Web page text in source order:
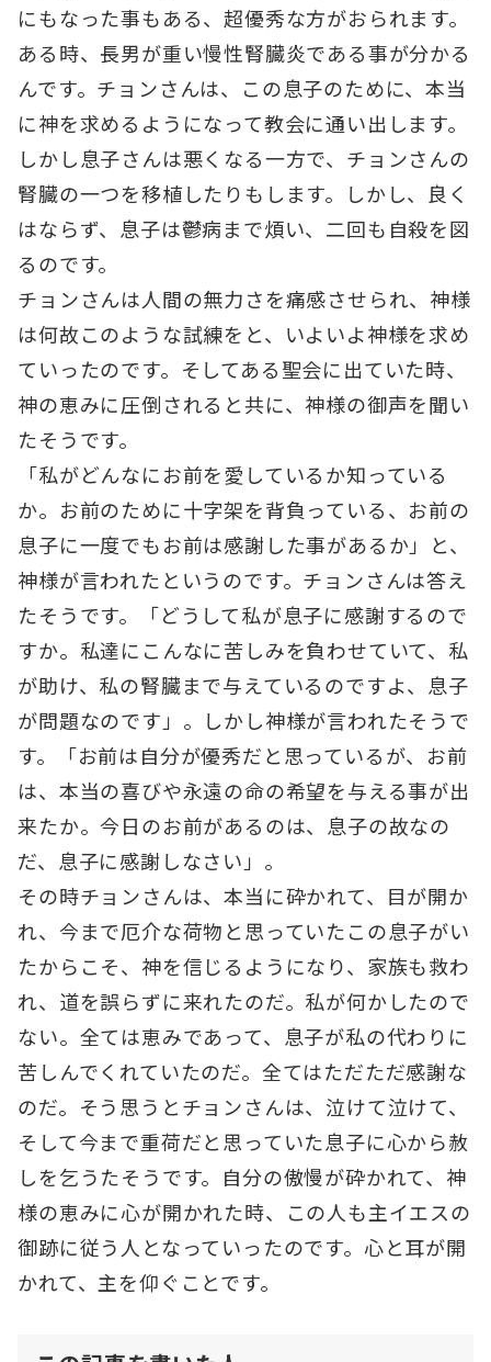
にもなった事もある、超優秀な方がおられます。
ある時、長男が重い慢性腎臓炎である事が分かる
んです。チョンさんは、この息子のために、本当
に神を求めるようになって教会に通い出します。
しかし息子さんは悪くなる一方で、チョンさんの
腎臓の一つを移植したりもします。しかし、良く
はならず、息子は鬱病まで煩い、二回も自殺を図
るのです。
チョンさんは人間の無力さを痛感させられ、神様
は何故このような試練をと、いよいよ神様を求め
ていったのです。そしてある聖会に出ていた時、
神の恵みに圧倒されると共に、神様の御声を聞い
たそうです。
「私がどんなにお前を愛しているか知っている
か。お前のために十字架を背負っている、お前の
息子に一度でもお前は感謝した事があるか」と、
神様が言われたというのです。チョンさんは答え
たそうです。「どうして私が息子に感謝するので
すか。私達にこんなに苦しみを負わせていて、私
が助け、私の腎臓まで与えているのですよ、息子
が問題なのです」。しかし神様が言われたそうで
す。「お前は自分が優秀だと思っているが、お前
は、本当の喜びや永遠の命の希望を与える事が出
来たか。今日のお前があるのは、息子の故なの
だ、息子に感謝しなさい」。
その時チョンさんは、本当に砕かれて、目が開か
れ、今まで厄介な荷物と思っていたこの息子がい
たからこそ、神を信じるようになり、家族も救わ
れ、道を誤らずに来れたのだ。私が何かしたので
ない。全ては恵みであって、息子が私の代わりに
苦しんでくれていたのだ。全てはただただ感謝な
のだ。そう思うとチョンさんは、泣けて泣けて、
そして今まで重荷だと思っていた息子に心から赦
しを乞うたそうです。自分の傲慢が砕かれて、神
様の恵みに心が開かれた時、この人も主イエスの
御跡に従う人となっていったのです。心と耳が開
かれて、主を仰ぐことです。